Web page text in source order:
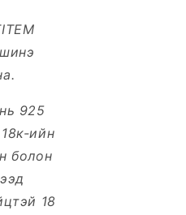
925
ийн
болон
18